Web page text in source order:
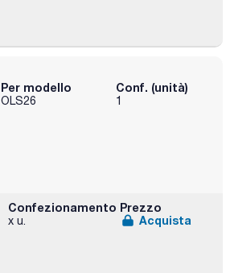
Per modello
OLS26
Conf. (unità)
1
Confezionamento
x u.
Prezzo
Acquista